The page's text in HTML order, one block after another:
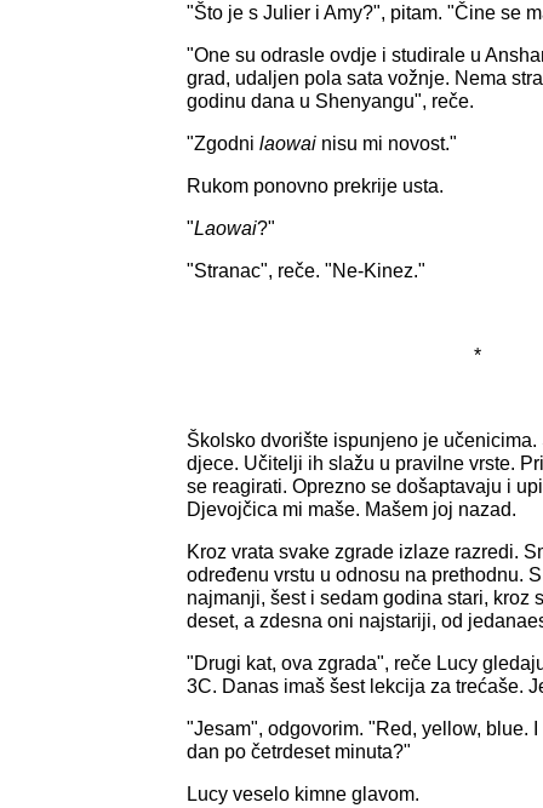
"Što je s Julier i Amy?", pitam. "Čine se
"One su odrasle ovdje i studirale u
grad, udaljen pola sata vožnje. Nema
godinu dana u Shenyangu", reče.
"Zgodni laowai nisu mi novost."
Rukom ponovno prekrije usta.
"Laowai?"
"Stranac", reče. "Ne-Kinez."
*
Školsko dvorište ispunjeno je
djece. Učitelji ih slažu u pravilne vrste.
se reagirati. Oprezno se došaptavaju i
Djevojčica mi maše. Mašem joj nazad.
Kroz vrata svake zgrade izlaze razredi.
određenu vrstu u odnosu na prethodnu.
najmanji, šest i sedam godina stari, kroz
deset, a zdesna oni najstariji, od
"Drugi kat, ova zgrada", reče Lucy
3C. Danas imaš šest lekcija za trećaše.
"Jesam", odgovorim. "Red, yellow, blue.
dan po četrdeset minuta?"
Lucy veselo kimne glavom.